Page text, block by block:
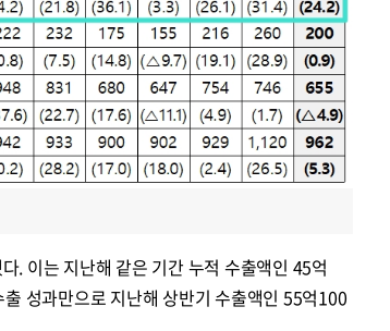
. 이는 지난해 같은 기간 누적 수출액인 45억
성과만으로 지난해 상반기 수출액인 55억100